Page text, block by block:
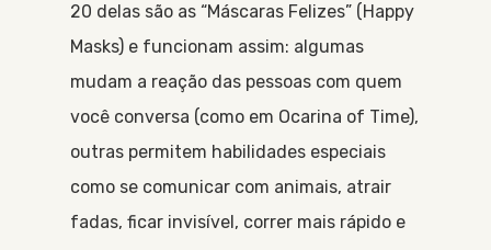
20 delas são as “Máscaras Felizes” (Happy
Masks) e funcionam assim: algumas
mudam a reação das pessoas com quem
você conversa (como em Ocarina of Time),
outras permitem habilidades especiais
como se comunicar com animais, atrair
fadas, ficar invisível, correr mais rápido e